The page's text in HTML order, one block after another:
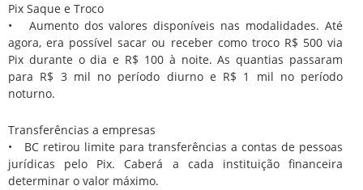
Pix Saque e Troco
• Aumento dos valores disponíveis nas modalidades. Até
agora, era possível sacar ou receber como troco R$ 500 via
Pix durante o dia e R$ 100 à noite. As quantias passaram
para R$ 3 mil no período diurno e R$ 1 mil no período
noturno.
Transferências a empresas
• BC retirou limite para transferências a contas de pessoas
jurídicas pelo Pix. Caberá a cada instituição financeira
determinar o valor máximo.